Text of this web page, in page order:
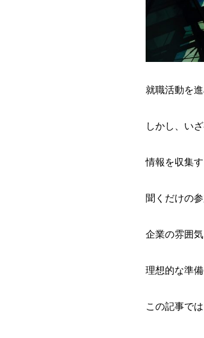
就職活動を
しかし、い
情報を収集
聞くだけの
企業の雰囲
理想的な準
この記事で